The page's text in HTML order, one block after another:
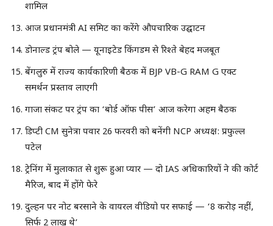
शामिल
आज प्रधानमंत्री AI समिट का करेंगे औपचारिक उद्घाटन
डोनाल्ड ट्रंप बोले — यूनाइटेड किंगडम से रिश्ते बेहद मजबूत
बेंगलुरु में राज्य कार्यकारिणी बैठक में BJP VB-G RAM G एक्ट
समर्थन प्रस्ताव लाएगी
गाजा संकट पर ट्रंप का ‘बोर्ड ऑफ पीस’ आज करेगा अहम बैठक
डिप्टी CM सुनेत्रा पवार 26 फरवरी को बनेंगी NCP अध्यक्ष: प्रफुल्ल
पटेल
ट्रेनिंग में मुलाकात से शुरू हुआ प्यार — दो IAS अधिकारियों ने की कोर्ट
मैरिज, बाद में होंगे फेरे
दुल्हन पर नोट बरसाने के वायरल वीडियो पर सफाई — ‘8 करोड़ नहीं,
सिर्फ 2 लाख थे’